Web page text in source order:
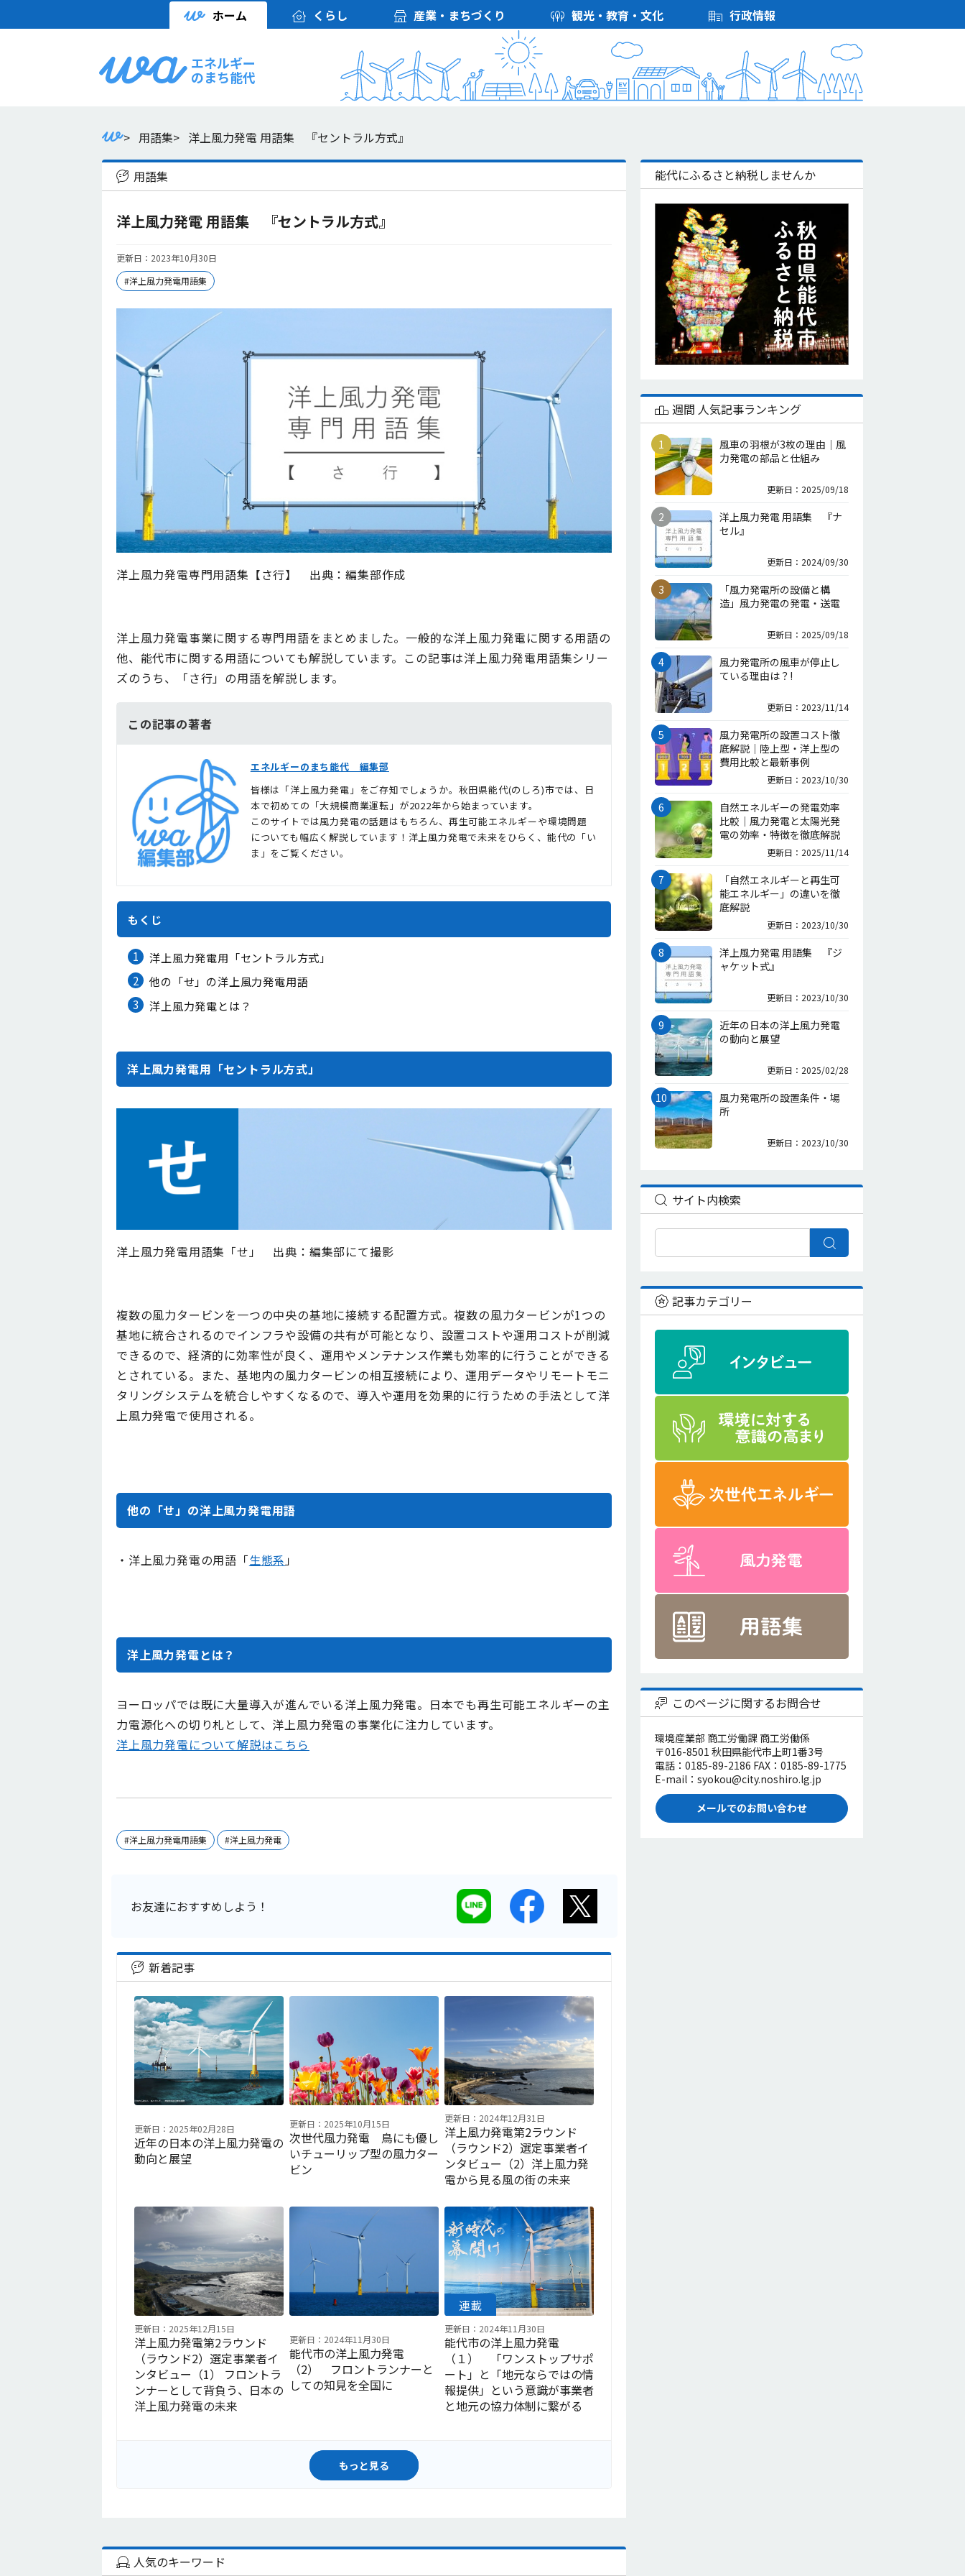
ホーム くらし 産業・まちづくり 観光・教育・文化 行政情報
エネルギー
のまち能代
> 用語集> 洋上風力発電 用語集 『セントラル方式』
用語集
洋上風力発電 用語集 『セントラル方式』
更新日：2023年10月30日
#洋上風力発電用語集
洋上風力発電専門用語集【さ行】 出典：編集部作成
洋上風力発電事業に関する専門用語をまとめました。一般的な洋上風力発電に関する用語の
他、能代市に関する用語についても解説しています。この記事は洋上風力発電用語集シリー
ズのうち、「さ行」の用語を解説します。
この記事の著者
エネルギーのまち能代 編集部
皆様は「洋上風力発電」をご存知でしょうか。秋田県能代(のしろ)市では、日
本で初めての「大規模商業運転」が2022年から始まっています。
このサイトでは風力発電の話題はもちろん、再生可能エネルギーや環境問題
についても幅広く解説しています！洋上風力発電で未来をひらく、能代の「い
ま」をご覧ください。
もくじ
1
洋上風力発電用「セントラル方式」
2
他の「せ」の洋上風力発電用語
3
洋上風力発電とは？
洋上風力発電用「セントラル方式」
洋上風力発電用語集「せ」 出典：編集部にて撮影
複数の風力タービンを一つの中央の基地に接続する配置方式。複数の風力タービンが1つの
基地に統合されるのでインフラや設備の共有が可能となり、設置コストや運用コストが削減
できるので、経済的に効率性が良く、運用やメンテナンス作業も効率的に行うことができる
とされている。また、基地内の風力タービンの相互接続により、運用データやリモートモニ
タリングシステムを統合しやすくなるので、導入や運用を効果的に行うための手法として洋
上風力発電で使用される。
他の「せ」の洋上風力発電用語
・洋上風力発電の用語「生態系」
洋上風力発電とは？
ヨーロッパでは既に大量導入が進んでいる洋上風力発電。日本でも再生可能エネルギーの主
力電源化への切り札として、洋上風力発電の事業化に注力しています。
洋上風力発電について解説はこちら
#洋上風力発電用語集 #洋上風力発電
お友達におすすめしよう！
新着記事
更新日：2025年02月28日
近年の日本の洋上風力発電の
動向と展望
更新日：2025年10月15日
次世代風力発電 鳥にも優し
いチューリップ型の風力ター
ビン
更新日：2024年12月31日
洋上風力発電第2ラウンド
（ラウンド2）選定事業者イ
ンタビュー（2）洋上風力発
電から見る風の街の未来
更新日：2025年12月15日
洋上風力発電第2ラウンド
（ラウンド2）選定事業者イ
ンタビュー（1） フロントラ
ンナーとして背負う、日本の
洋上風力発電の未来
更新日：2024年11月30日
能代市の洋上風力発電
（2） フロントランナーと
しての知見を全国に
更新日：2024年11月30日
能代市の洋上風力発電
（１） 「ワンストップサポ
ート」と「地元ならではの情
報提供」という意識が事業者
と地元の協力体制に繋がる
もっと見る
能代にふるさと納税しませんか
週間 人気記事ランキング
風車の羽根が3枚の理由｜風
力発電の部品と仕組み
更新日：2025/09/18
洋上風力発電 用語集 『ナ
セル』
更新日：2024/09/30
「風力発電所の設備と構
造」風力発電の発電・送電
更新日：2025/09/18
風力発電所の風車が停止し
ている理由は？!
更新日：2023/11/14
風力発電所の設置コスト徹
底解説｜陸上型・洋上型の
費用比較と最新事例
更新日：2023/10/30
自然エネルギーの発電効率
比較｜風力発電と太陽光発
電の効率・特徴を徹底解説
更新日：2025/11/14
「自然エネルギーと再生可
能エネルギー」の違いを徹
底解説
更新日：2023/10/30
洋上風力発電 用語集 『ジ
ャケット式』
更新日：2023/10/30
近年の日本の洋上風力発電
の動向と展望
更新日：2025/02/28
風力発電所の設置条件・場
所
更新日：2023/10/30
サイト内検索
記事カテゴリー
このページに関するお問合せ
環境産業部 商工労働課 商工労働係
〒016-8501 秋田県能代市上町1番3号
電話：0185-89-2186 FAX：0185-89-1775
E-mail：syokou@city.noshiro.lg.jp
メールでのお問い合わせ
人気のキーワード